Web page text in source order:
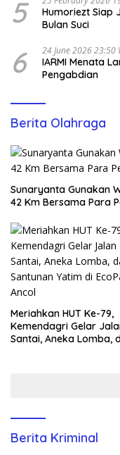
5
Humoriezt Siap
Bulan Suci
6 24 June 2026 23:50
IARMI Menata
Pengabdian
Berita Olahraga
Sunaryanta Gunakan
42 Km Bersama Para
Meriahkan HUT Ke-79,
Kemendagri Gelar
Santai, Aneka Lomba,
Berita Kriminal